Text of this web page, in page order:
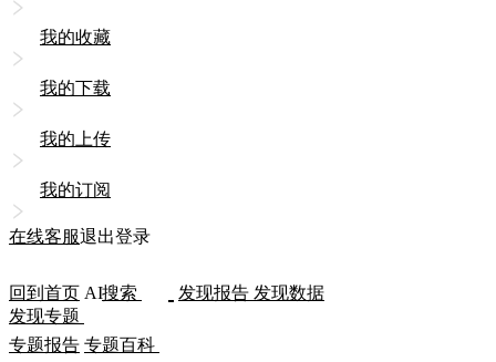
我的收藏
我的下载
我的上传
我的订阅
在线客服退出登录
回到首页 AI搜索 发现报告 发现数据
发现专题
专题报告 专题百科